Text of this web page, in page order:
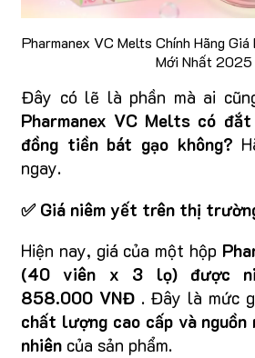
Pharmanex VC Melts Chính Hãng
Mới Nhất 2025
Đây có lẽ là phần mà ai
Pharmanex VC Melts có
đồng tiền bát gạo không?
ngay.
✅ Giá niêm yết trên thị
Hiện nay, giá của một hộp
(40 viên x 3 lọ) được
858.000 VNĐ . Đây là mức
chất lượng cao cấp và
nhiên của sản phẩm.